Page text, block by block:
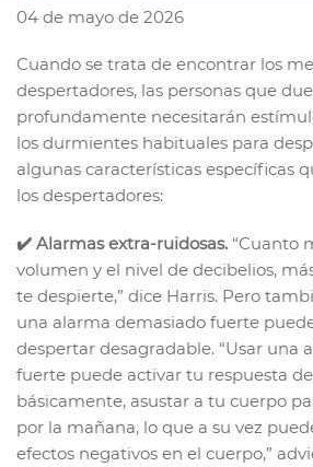
04 de mayo de 2026
Cuando se trata de encontrar los
despertadores, las personas que
profundamente necesitarán
los durmientes habituales para
algunas características específicas
los despertadores:
✔️ Alarmas extra-ruidosas. “Cuanto
volumen y el nivel de decibelios,
te despierte,” dice Harris. Pero
una alarma demasiado fuerte
despertar desagradable. “Usar una
fuerte puede activar tu respuesta de
básicamente, asustar a tu cuerpo
por la mañana, lo que a su vez
efectos negativos en el cuerpo,”